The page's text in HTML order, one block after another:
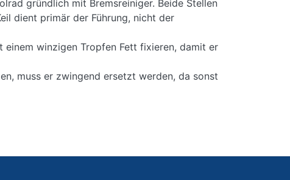
gründlich mit Bremsreiniger. Beide Stellen
dient primär der Führung, nicht der
winzigen Tropfen Fett fixieren, damit er
muss er zwingend ersetzt werden, da sonst